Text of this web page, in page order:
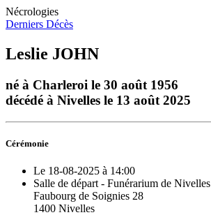
Nécrologies
Derniers Décès
Leslie JOHN
né à Charleroi le 30 août 1956
décédé à Nivelles le 13 août 2025
Cérémonie
Le 18-08-2025 à 14:00
Salle de départ - Funérarium de Nivelles
Faubourg de Soignies 28
1400 Nivelles